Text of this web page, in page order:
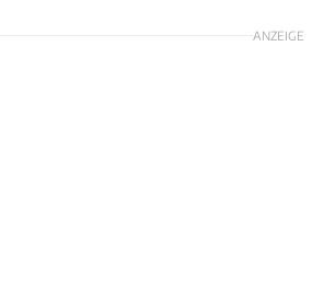
ANZEIGE